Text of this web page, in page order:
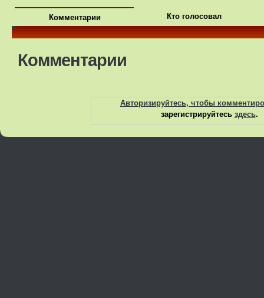
Комментарии Кто голосовал
Комментарии
Авторизируйтесь, чтобы
зарегистрируйтесь здесь.